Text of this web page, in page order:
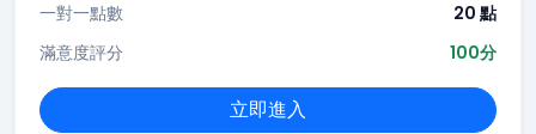
一對一點數
20 點
滿意度評分
100分
立即進入